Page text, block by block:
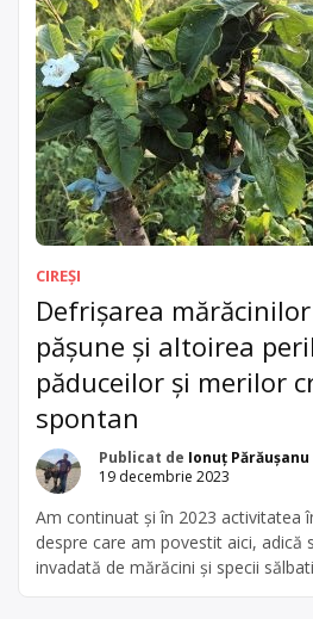
CIREȘI
Defrișarea
pășune și altoirea
păduceilor și merilor
spontan
Publicat de Ionuț Părăușanu
19 decembrie 2023
Am continuat și în 2023 activitatea
despre care am povestit aici, adică
invadată de mărăcini și specii